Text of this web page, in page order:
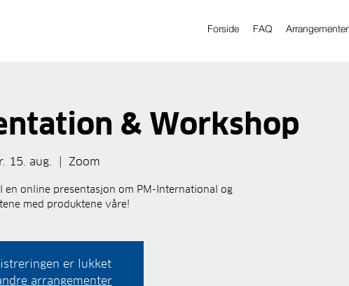
Forside FAQ Arrangementer
& Workshop
15. aug.
  |
Zoom
en online presentasjon om PM-International og
med produktene våre!
er lukket
arrangementer